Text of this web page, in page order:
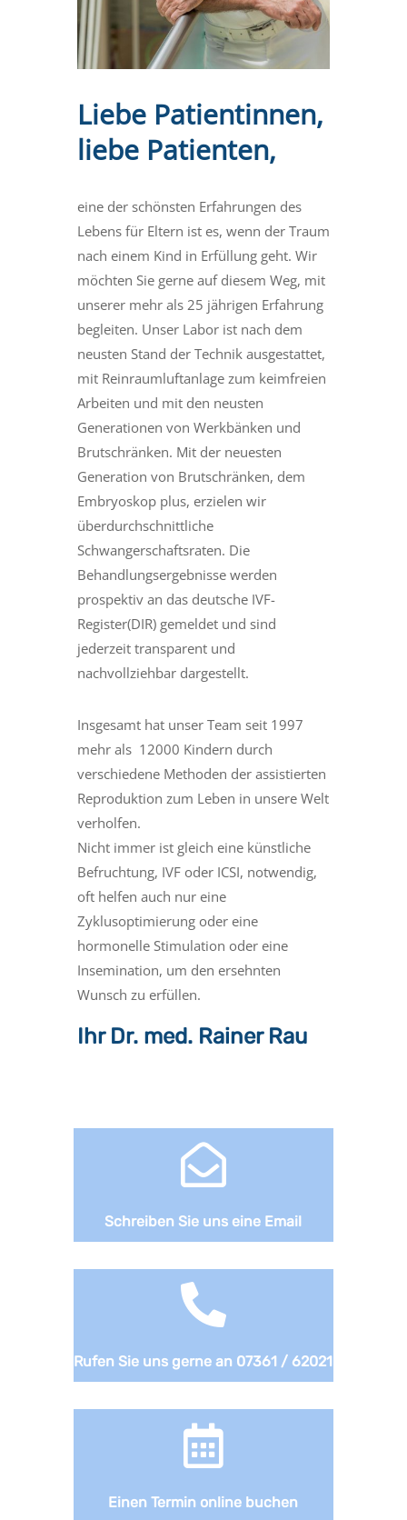
Liebe Patientinnen,
liebe Patienten,
eine der schönsten Erfahrungen des
Lebens für Eltern ist es, wenn der Traum
nach einem Kind in Erfüllung geht. Wir
möchten Sie gerne auf diesem Weg, mit
unserer mehr als 25 jährigen Erfahrung
begleiten. Unser Labor ist nach dem
neusten Stand der Technik ausgestattet,
mit Reinraumluftanlage zum keimfreien
Arbeiten und mit den neusten
Generationen von Werkbänken und
Brutschränken. Mit der neuesten
Generation von Brutschränken, dem
Embryoskop plus, erzielen wir
überdurchschnittliche
Schwangerschaftsraten. Die
Behandlungsergebnisse werden
prospektiv an das deutsche IVF-
Register(DIR) gemeldet und sind
jederzeit transparent und
nachvollziehbar dargestellt.
Insgesamt hat unser Team seit 1997
mehr als 12000 Kindern durch
verschiedene Methoden der assistierten
Reproduktion zum Leben in unsere Welt
verholfen.
Nicht immer ist gleich eine künstliche
Befruchtung, IVF oder ICSI, notwendig,
oft helfen auch nur eine
Zyklusoptimierung oder eine
hormonelle Stimulation oder eine
Insemination, um den ersehnten
Wunsch zu erfüllen.
Ihr Dr. med. Rainer Rau

Schreiben Sie uns eine Email

Rufen Sie uns gerne an 07361 / 62021

Einen Termin online buchen